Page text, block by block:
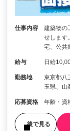
仕事内容
建築物の
せします
宅、公共
給与 日給
勤務地
東京都八
玉県、山
応募資格 年齢・資
後で見る